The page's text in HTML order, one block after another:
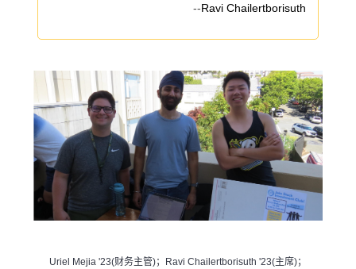
--Ravi Chailertborisuth
Uriel Mejia '23(财务主管)；Ravi Chailertborisuth '23(主席)；